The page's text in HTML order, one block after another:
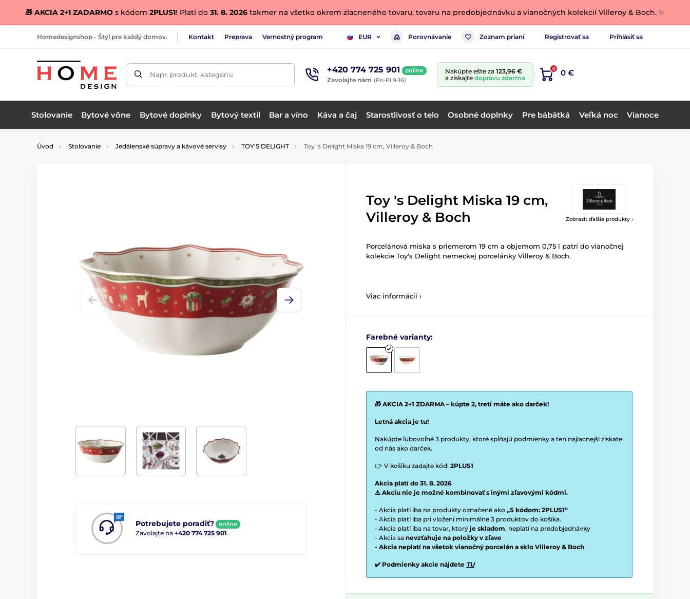
🎁 AKCIA 2+1 ZADARMO s kódom 2PLUS1! Platí do 31. 8. 2026 takmer na všetko okrem zlacneného tovaru, tovaru na predobjednávku a vianočných kolekcií Villeroy & Boch. ✨
Homedesignshop - Štýl pre každý domov. Kontakt Preprava Vernostný program EUR Porovnávanie Zoznam prianí Registrovať sa Prihlásiť sa
Napr. produkt, kategóriu +420 774 725 901 online
Zavolajte nám (Po-Pi 9-16)
Nakúpte ešte za 123,96 €
a získajte dopravu zdarma
0 0 €
Stolovanie Bytové vône Bytové doplnky Bytový textil Bar a víno Káva a čaj Starostlivosť o telo Osobné doplnky Pre bábätká Veľká noc Vianoce
Úvod Stolovanie Jedálenské súpravy a kávové servisy TOY'S DELIGHT Toy 's Delight Miska 19 cm, Villeroy & Boch
Zobraziť ďalšie produkty ›
Potrebujete poradiť? online
Zavolajte na +420 774 725 901
Toy 's Delight Miska 19 cm,
Villeroy & Boch
Porcelánová miska s priemerom 19 cm a objemom 0,75 l patrí do vianočnej
kolekcie Toy's Delight nemeckej porcelánky Villeroy & Boch.
Viac informácií ›
Farebné varianty:
🎁 AKCIA 2+1 ZDARMA – kúpte 2, tretí máte ako darček!
Letná akcia je tu!
Nakúpte ľubovoľné 3 produkty, ktoré spĺňajú podmienky a ten najlacnejší získate
od nás ako darček.
👉 V košíku zadajte kód: 2PLUS1
Akcia platí do 31. 8. 2026
⚠️ Akciu nie je možné kombinovať s inými zľavovými kódmi.
- Akcia platí iba na produkty označené ako „S kódom: 2PLUS1“
- Akcia platí iba pri vložení minimálne 3 produktov do košíka.
- Akcia platí iba na tovar, ktorý je skladom, neplatí na predobjednávky
- Akcia sa nevzťahuje na položky v zľave
- Akcia neplatí na všetok vianočný porcelán a sklo Villeroy & Boch
✔️ Podmienky akcie nájdete TU